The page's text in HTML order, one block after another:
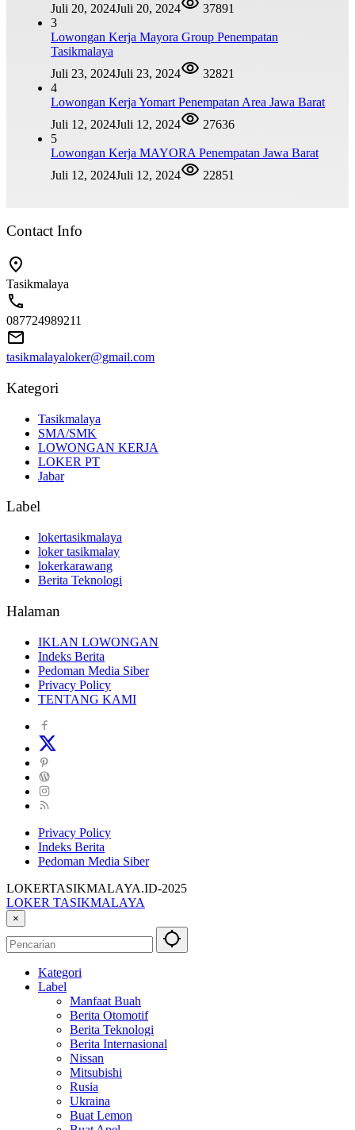
Juli 20, 2024Juli 20, 2024
37891
3
Lowongan Kerja Mayora Group Penempatan
Tasikmalaya
Juli 23, 2024Juli 23, 2024
32821
4
Lowongan Kerja Yomart Penempatan Area Jawa Barat
Juli 12, 2024Juli 12, 2024
27636
5
Lowongan Kerja MAYORA Penempatan Jawa Barat
Juli 12, 2024Juli 12, 2024 22851
Contact Info
Tasikmalaya
087724989211
tasikmalayaloker@gmail.com
Kategori
Tasikmalaya
SMA/SMK
LOWONGAN KERJA
LOKER PT
Jabar
Label
lokertasikmalaya
loker tasikmalay
lokerkarawang
Berita Teknologi
Halaman
IKLAN LOWONGAN
Indeks Berita
Pedoman Media Siber
Privacy Policy
TENTANG KAMI
Privacy Policy
Indeks Berita
Pedoman Media Siber
LOKERTASIKMALAYA.ID-2025
LOKER TASIKMALAYA
Info
Lowongan
Kerja
Sekitarna
×
Kategori
Label
Manfaat Buah
Berita Otomotif
Berita Teknologi
Berita Internasional
Nissan
Mitsubishi
Rusia
Ukraina
Buat Lemon